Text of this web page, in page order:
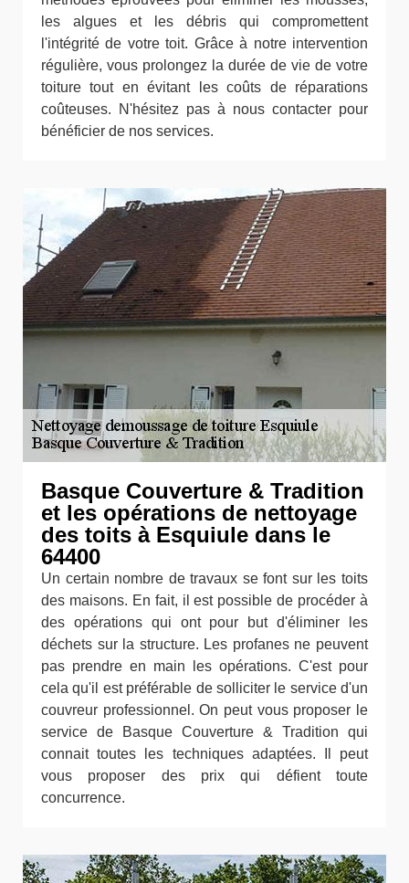
les algues et les débris qui compromettent
l'intégrité de votre toit. Grâce à notre intervention
régulière, vous prolongez la durée de vie de votre
toiture tout en évitant les coûts de réparations
coûteuses. N'hésitez pas à nous contacter pour
bénéficier de nos services.
Basque Couverture & Tradition
et les opérations de nettoyage
des toits à Esquiule dans le
64400
Un certain nombre de travaux se font sur les toits
des maisons. En fait, il est possible de procéder à
des opérations qui ont pour but d'éliminer les
déchets sur la structure. Les profanes ne peuvent
pas prendre en main les opérations. C'est pour
cela qu'il est préférable de solliciter le service d'un
couvreur professionnel. On peut vous proposer le
service de Basque Couverture & Tradition qui
connait toutes les techniques adaptées. Il peut
vous proposer des prix qui défient toute
concurrence.